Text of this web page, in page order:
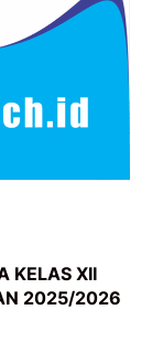
KELAS XII
2025/2026